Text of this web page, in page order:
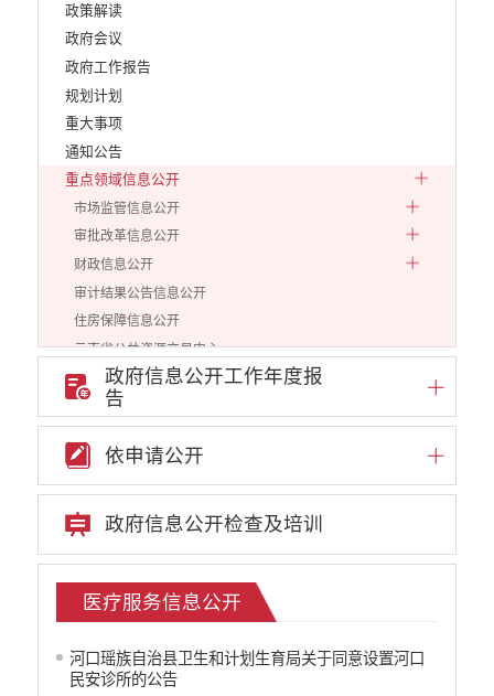
政策解读
政府会议
政府工作报告
规划计划
重大事项
通知公告
重点领域信息公开
市场监管信息公开
审批改革信息公开
财政信息公开
审计结果公告信息公开
住房保障信息公开
云南省公共资源交易中心
环境保护信息公开
价格和收费信息公开
重大建设项目信息公开
医疗卫生机构信息公开
医疗服务信息公开
旅游市场秩序和服务质量信息公开
人力资源管理信息公开
征地信息公开
政府信息公开工作年度报
告
依申请公开
政府信息公开检查及培训
医疗服务信息公开
河口瑶族自治县卫生和计划生育局关于同意设置河口
民安诊所的公告